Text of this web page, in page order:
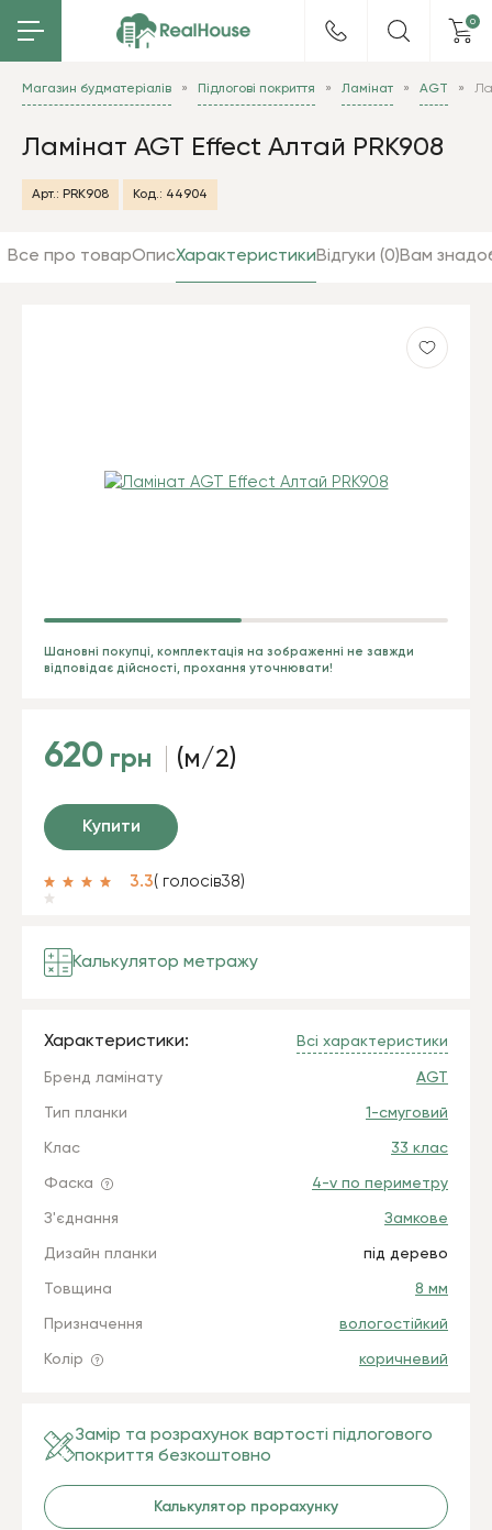
0
Магазин будматеріалів Підлогові покриття Ламінат AGT
Ламінат AGT Effect Алтай PRK908
Арт.: PRK908 Код.: 44904
Все про товарОписХарактеристикиВідгуки (0)Вам
Шановні покупці, комплектація на зображенні не завжди
відповідає дійсності, прохання уточнювати!
620 грн (м/2)
Купити
3.3( голосів38)
Калькулятор метражу
Характеристики: Всі характеристики
Бренд ламінату AGT
Тип планки 1-смуговий
Клас 33 клас
Фаска 4-v по периметру
З'єднання Замкове
Дизайн планки під дерево
Товщина 8 мм
Призначення вологостійкий
Колір коричневий
Замір та розрахунок вартості підлогового
покриття безкоштовно
Калькулятор прорахунку